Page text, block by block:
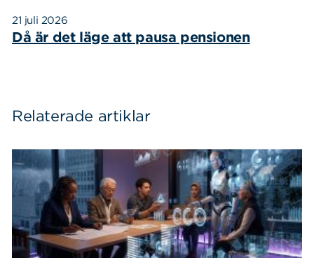
21 juli 2026
Då är det läge att pausa pensionen
Relaterade artiklar
Sök på sidan:Sök
efter: